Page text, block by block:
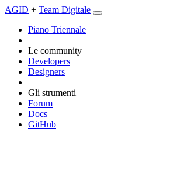
AGID + Team Digitale
Piano Triennale
Le community
Developers
Designers
Gli strumenti
Forum
Docs
GitHub